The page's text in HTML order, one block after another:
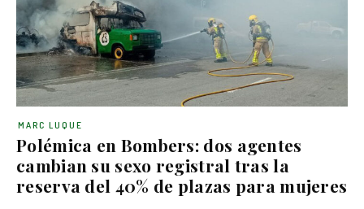
Polémica en Bombers: dos agentes
cambian su sexo registral tras la
reserva del 40% de plazas para mujeres
MARC LUQUE